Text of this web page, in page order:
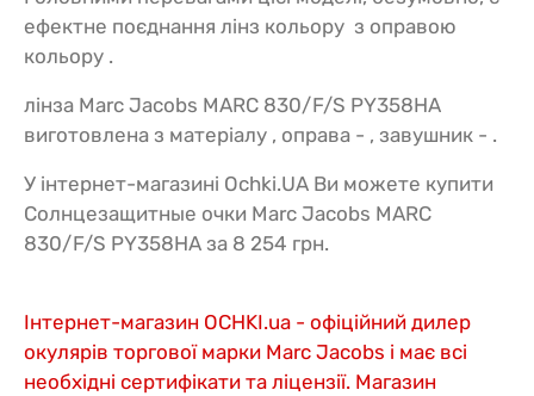
ефектне поєднання лінз кольору з оправою
кольору .
лінза Marc Jacobs MARC 830/F/S PY358HA
виготовлена з матеріалу , оправа - , завушник - .
У інтернет-магазині Ochki.UA Ви можете купити
Солнцезащитные очки Marc Jacobs MARC
830/F/S PY358HA за 8 254 грн.
Інтернет-магазин OCHKI.ua - офіційний дилер
окулярів торгової марки Marc Jacobs і має всі
необхідні сертифікати та ліцензії. Магазин